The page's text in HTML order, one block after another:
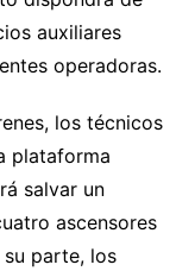
auxiliares
operadoras.
los técnicos
plataforma
salvar un
ascensores
parte, los